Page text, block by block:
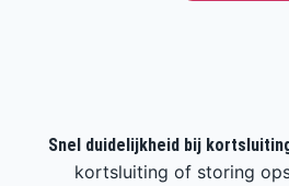
Snel duidelijkheid bij
kortsluiting of storing